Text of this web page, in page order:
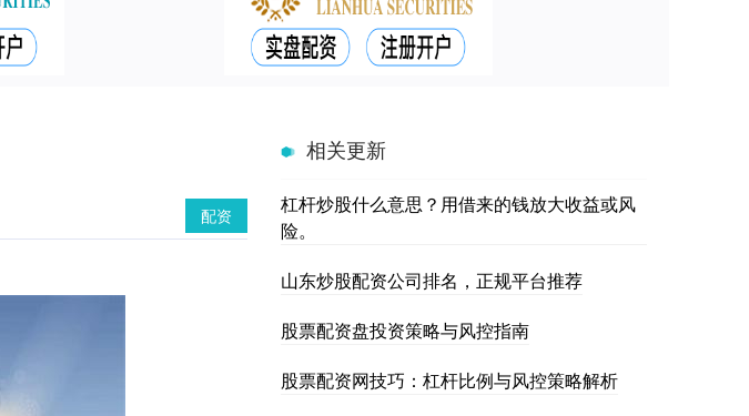
配资
相关更新
杠杆炒股什么意思？用借来的钱放大收益或风
险。
山东炒股配资公司排名，正规平台推荐
股票配资盘投资策略与风控指南
股票配资网技巧：杠杆比例与风控策略解析